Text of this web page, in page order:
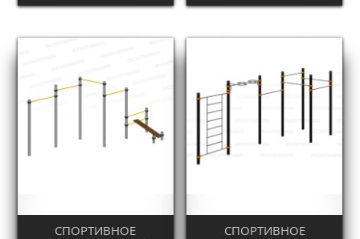
СПОРТИВНОЕ
СПОРТИВНОЕ